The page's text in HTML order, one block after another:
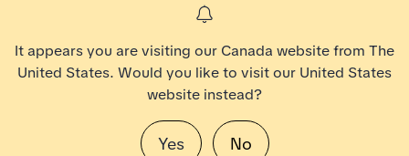
It appears you are visiting our Canada website from The
United States. Would you like to visit our United States
website instead?
Yes No